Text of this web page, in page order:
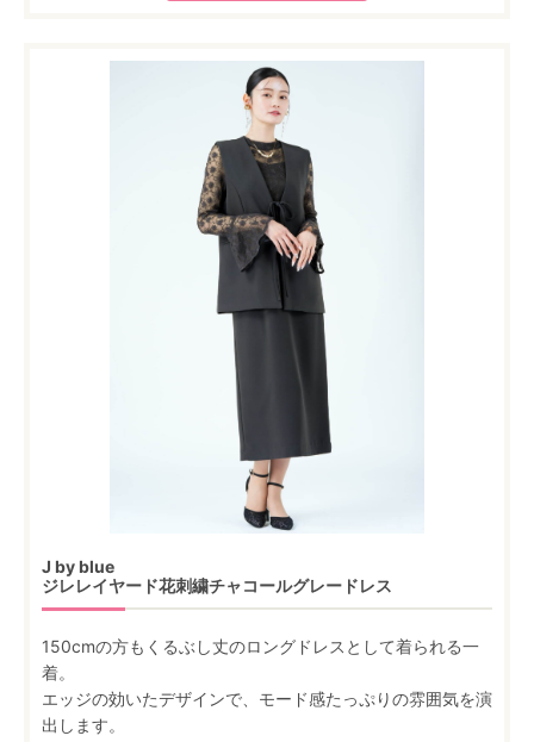
J by blue
ジレレイヤード花刺繍チャコールグレードレス
150cmの方もくるぶし丈のロングドレスとして着られる一
着。
エッジの効いたデザインで、モード感たっぷりの雰囲気を演
出します。